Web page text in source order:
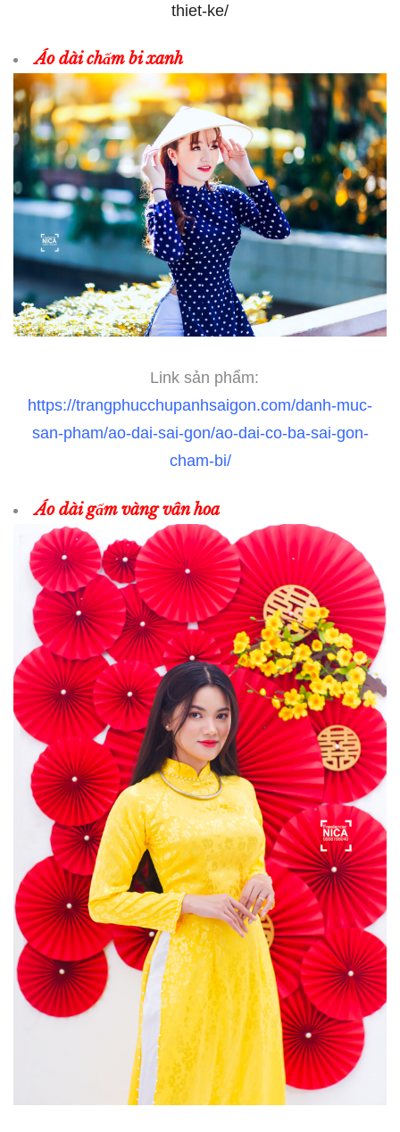
thiet-ke/
Áo dài chấm bi xanh
Link sản phẩm:
https://trangphucchupanhsaigon.com/danh-muc-
san-pham/ao-dai-sai-gon/ao-dai-co-ba-sai-gon-
cham-bi/
Áo dài gấm vàng vân hoa